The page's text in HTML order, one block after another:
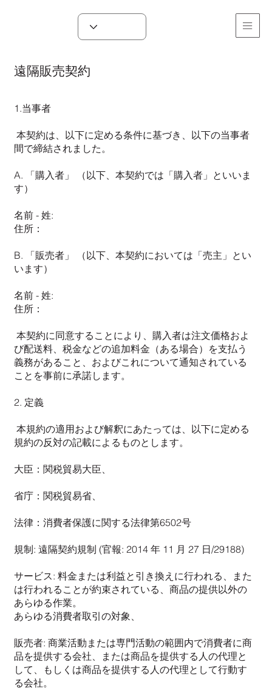
遠隔販売契約
1.当事者
本契約は、以下に定める条件に基づき、以下の当事者
間で締結されました。
A. 「購入者」 （以下、本契約では「購入者」といいま
す）
名前 - 姓:
住所：
B. 「販売者」 （以下、本契約においては「売主」とい
います）
名前 - 姓:
住所：
本契約に同意することにより、購入者は注文価格およ
び配送料、税金などの追加料金（ある場合）を支払う
義務があること、およびこれについて通知されている
ことを事前に承諾します。
2. 定義
本規約の適用および解釈にあたっては、以下に定める
規約の反対の記載によるものとします。
大臣：関税貿易大臣、
省庁：関税貿易省、
法律：消費者保護に関する法律第6502号
規制: 遠隔契約規制 (官報: 2014 年 11 月 27 日/29188)
サービス: 料金または利益と引き換えに行われる、また
は行われることが約束されている、商品の提供以外の
あらゆる作業。
あらゆる消費者取引の対象、
販売者: 商業活動または専門活動の範囲内で消費者に商
品を提供する会社、または商品を提供する人の代理と
して、もしくは商品を提供する人の代理として行動す
る会社。